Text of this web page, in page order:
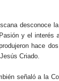
desconoce
y el interés
hace
Criado.
señaló a la